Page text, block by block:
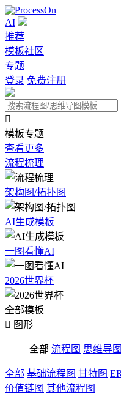
AI
推荐
模板社区
专题
登录 免费注册

模板专题
查看更多
流程梳理
架构图/拓扑图
AI生成模板
一图看懂AI
2026世界杯
全部模板
 图形
全部 流程图 思维导图
全部 基础流程图 甘特图
价值链图 其他流程图